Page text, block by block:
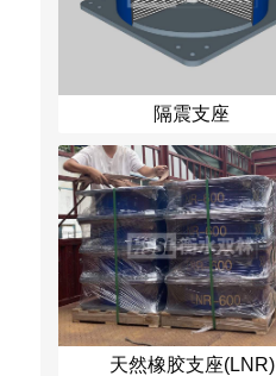
隔震支座
天然橡胶支座(LNR)